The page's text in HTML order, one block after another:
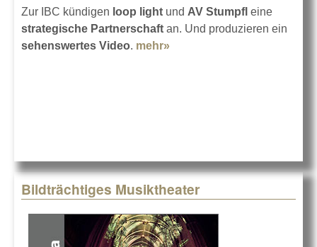
Zur IBC kündigen loop light und AV Stumpfl eine
strategische Partnerschaft an. Und produzieren ein
sehenswertes Video. mehr»
Bildträchtiges Musiktheater